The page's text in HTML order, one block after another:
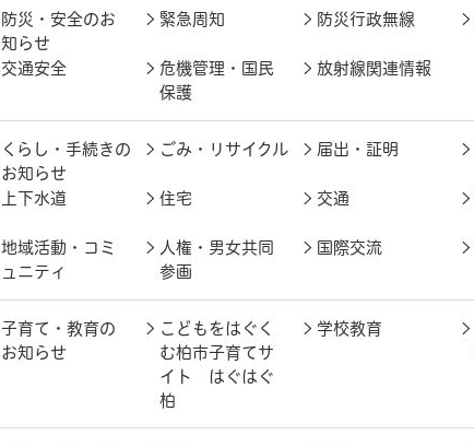
防災・安全のお
知らせ
緊急周知 防災行政無線
交通安全
危機管理・国民
保護
放射線関連情報
くらし・手続きの
お知らせ
ごみ・リサイクル 届出・証明
上下水道 住宅 交通
地域活動・コミ
ュニティ
人権・男女共同
参画
国際交流
子育て・教育の
お知らせ
こどもをはぐく
む柏市子育てサ
イト はぐはぐ
柏
学校教育